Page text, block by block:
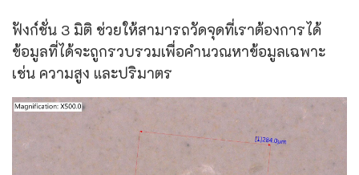
ฟังก์ชั่น 3 มิติ ช่วยให้สามารถวัดจุดที่เราต้องการได้
ข้อมูลที่ได้จะถูกรวบรวมเพื่อคำนวณหาข้อมูลเฉพาะ
เช่น ความสูง และปริมาตร